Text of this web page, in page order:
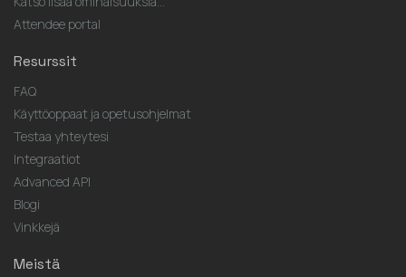
Attendee portal
Resurssit
FAQ
Käyttöoppaat ja opetusohjelmat
Testaa yhteytesi
Integraatiot
Advanced API
Blogi
Vinkkejä
Meistä